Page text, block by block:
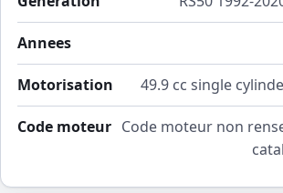
Annees
Motorisation 49.9 cc single
Code moteur Code moteur non